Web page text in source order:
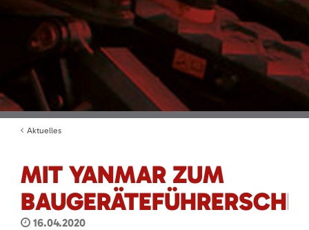
Aktuelles
MIT YANMAR ZUM
16.04.2020